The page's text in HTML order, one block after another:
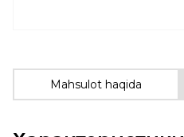
Mahsulot haqida